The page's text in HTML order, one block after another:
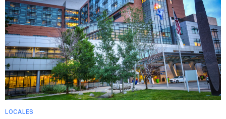
LOCALES